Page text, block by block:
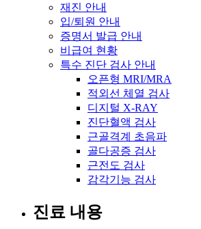
재진 안내
입/퇴원 안내
증명서 발급 안내
비급여 현황
특수 진단 검사 안내
오픈형 MRI/MRA
적외선 체열 검사
디지털 X-RAY
진단혈액 검사
근골격계 초음파
골다공증 검사
근전도 검사
감각기능 검사
진료 내용